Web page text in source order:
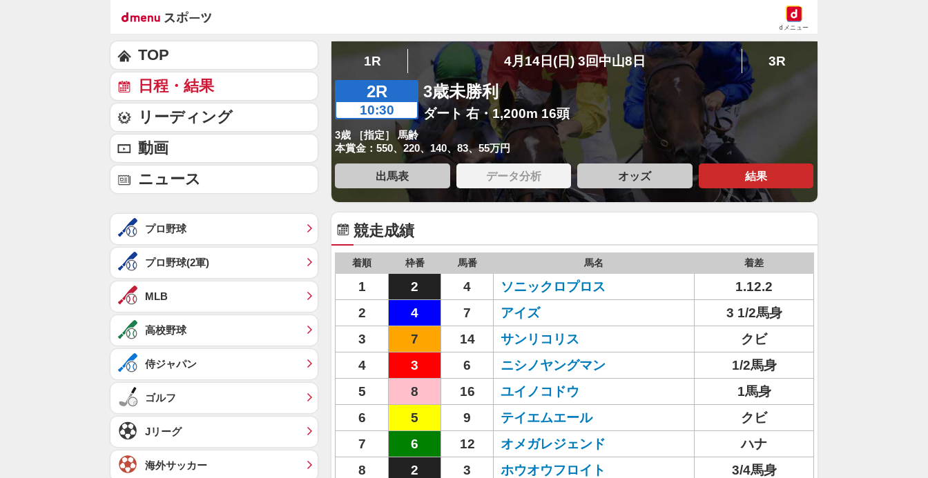
dメニュー
1R 4月14日(日) 3回中山8日 3R
2R
10:30
3歳未勝利
ダート 右・1,200m 16頭
3歳 ［指定］ 馬齢
本賞金：550、220、140、83、55万円
出馬表 データ分析 オッズ 結果
競走成績
着順 枠番 馬番 馬名 着差
1 2 4 ソニックロプロス
1.12.2
2
4 7 アイズ
3 1/2馬身
3
7 14 サンリコリス
クビ
4
3 6 ニシノヤングマン
1/2馬身
5
8 16 ユイノコドウ
1馬身
6
5 9 テイエムエール
クビ
7
6 12 オメガレジェンド
ハナ
8
2 3 ホウオウフロイト
3/4馬身
TOP
日程・結果
リーディング
動画
ニュース
プロ野球
プロ野球(2軍)
MLB
高校野球
侍ジャパン
ゴルフ
Jリーグ
海外サッカー